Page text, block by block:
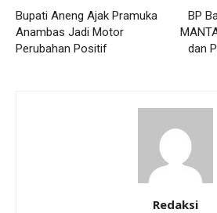
Bupati Aneng Ajak Pramuka
Anambas Jadi Motor
Perubahan Positif
BP
dan
Redaksi